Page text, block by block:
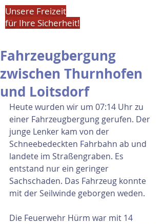
Unsere Freizeit
für Ihre Sicherheit!
Fahrzeugbergung
zwischen Thurnhofen
und Loitsdorf
Heute wurden wir um 07:14 Uhr zu
einer Fahrzeugbergung gerufen. Der
junge Lenker kam von der
Schneebedeckten Fahrbahn ab und
landete im Straßengraben. Es
entstand nur ein geringer
Sachschaden. Das Fahrzeug konnte
mit der Seilwinde geborgen weden.
Die Feuerwehr Hürm war mit 14